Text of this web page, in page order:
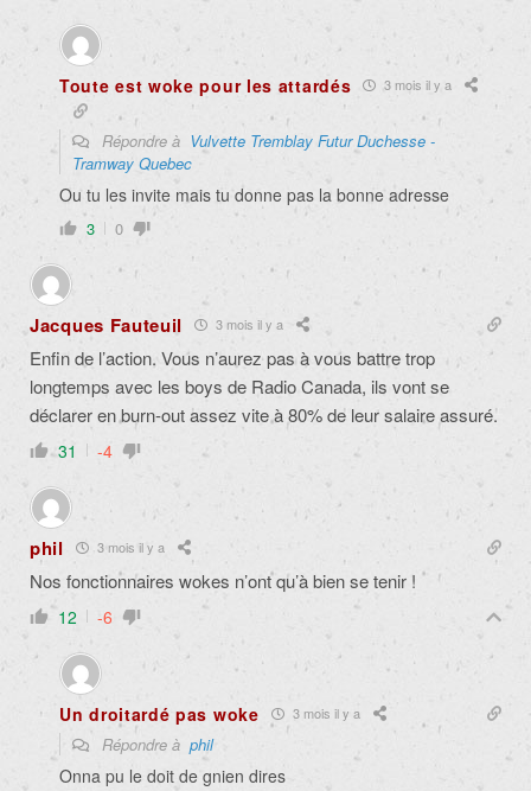
Toute est woke pour les attardés 3 mois il y a
Répondre à Vulvette Tremblay Futur Duchesse -
Tramway Quebec
Ou tu les invite mais tu donne pas la bonne adresse
3 0
Jacques Fauteuil 3 mois il y a
Enfin de l’action. Vous n’aurez pas à vous battre trop
longtemps avec les boys de Radio Canada, ils vont se
déclarer en burn-out assez vite à 80% de leur salaire assuré.
31 -4
phil 3 mois il y a
Nos fonctionnaires wokes n’ont qu’à bien se tenir !
12 -6
Un droitardé pas woke 3 mois il y a
Répondre à phil
Onna pu le doit de gnien dires